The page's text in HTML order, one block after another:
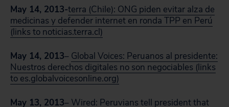
May 14, 2013-terra (Chile): ONG piden evitar alza de
medicinas y defender internet en ronda TPP en Perú
(links to noticias.terra.cl)
May 14, 2013– Global Voices: Peruanos al presidente:
Nuestros derechos digitales no son negociables (links
to es.globalvoicesonline.org)
May 13, 2013– Wired: Peruvians tell president that